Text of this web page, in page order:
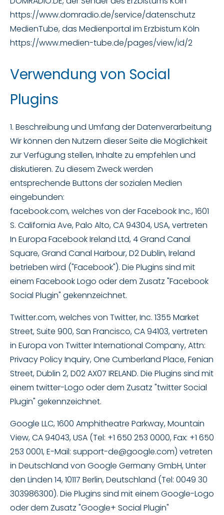
https://www.domradio.de/service/datenschutz
MedienTube, das Medienportal im Erzbistum Köln
https://www.medien-tube.de/pages/view/id/2
Verwendung von Social
Plugins
1. Beschreibung und Umfang der Datenverarbeitung
Wir können den Nutzern dieser Seite die Möglichkeit
zur Verfügung stellen, Inhalte zu empfehlen und
diskutieren. Zu diesem Zweck werden
entsprechende Buttons der sozialen Medien
eingebunden:
facebook.com, welches von der Facebook Inc., 1601
S. California Ave, Palo Alto, CA 94304, USA, vertreten
In Europa Facebook Ireland Ltd, 4 Grand Canal
Square, Grand Canal Harbour, D2 Dublin, Ireland
betrieben wird ("Facebook"). Die Plugins sind mit
einem Facebook Logo oder dem Zusatz "Facebook
Social Plugin" gekennzeichnet.
Twitter.com, welches von Twitter, Inc. 1355 Market
Street, Suite 900, San Francisco, CA 94103, vertreten
in Europa von Twitter International Company, Attn:
Privacy Policy Inquiry, One Cumberland Place, Fenian
Street, Dublin 2, D02 AX07 IRELAND. Die Plugins sind mit
einem twitter-Logo oder dem Zusatz "twitter Social
Plugin" gekennzeichnet.
Google LLC, 1600 Amphitheatre Parkway, Mountain
View, CA 94043, USA (Tel: +1 650 253 0000, Fax: +1 650
253 0001, E-Mail: support-de@google.com) vetreten
in Deutschland von Google Germany GmbH, Unter
den Linden 14, 10117 Berlin, Deutschland (Tel: 0049 30
303986300). Die Plugins sind mit einem Google-Logo
oder dem Zusatz "Google+ Social Plugin"